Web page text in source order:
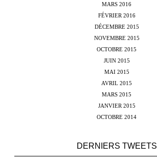
MARS 2016
FÉVRIER 2016
DÉCEMBRE 2015
NOVEMBRE 2015
OCTOBRE 2015
JUIN 2015
MAI 2015
AVRIL 2015
MARS 2015
JANVIER 2015
OCTOBRE 2014
DERNIERS TWEETS